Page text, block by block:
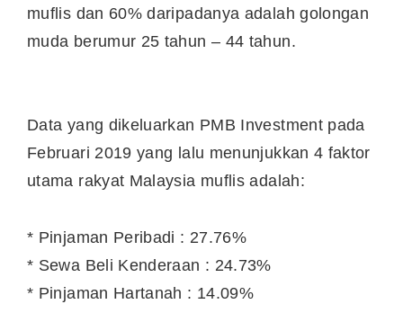
muflis dan 60% daripadanya adalah golongan
muda berumur 25 tahun – 44 tahun.
Data yang dikeluarkan PMB Investment pada
Februari 2019 yang lalu menunjukkan 4 faktor
utama rakyat Malaysia muflis adalah:
* Pinjaman Peribadi : 27.76%
* Sewa Beli Kenderaan : 24.73%
* Pinjaman Hartanah : 14.09%